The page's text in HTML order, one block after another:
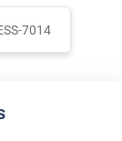
7014